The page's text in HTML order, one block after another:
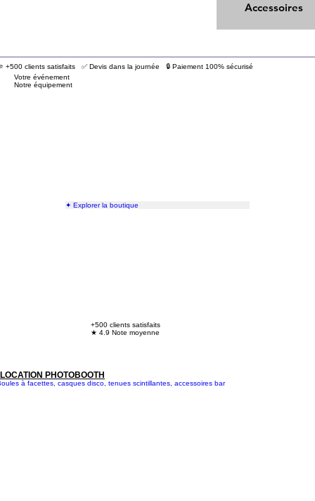
Accessoires
Votre événement
Notre équipement
+500 clients satisfaits
★ 4.9 Note moyenne
Produit en location
✦ Explorer la boutique
LOCATION PHOTOBOOTH
à facettes, casques disco, tenues scintillantes, accessoires bar
+500 clients satisfaits ✅ Devis dans la journée 🔒 Paiement 100% sécurisé